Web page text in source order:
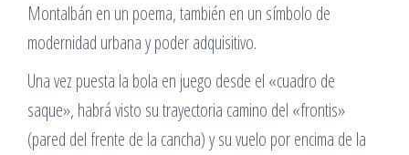
Montalbán en un poema, también en un símbolo de
modernidad urbana y poder adquisitivo.
Una vez puesta la bola en juego desde el «cuadro de
saque», habrá visto su trayectoria camino del «frontis»
(pared del frente de la cancha) y su vuelo por encima de la